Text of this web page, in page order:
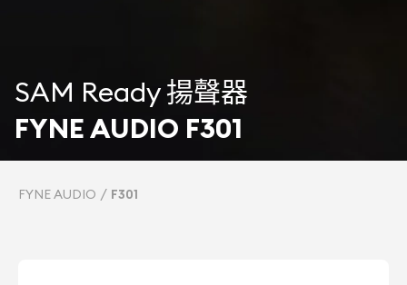
SAM Ready 揚聲器
FYNE AUDIO F301
FYNE AUDIO F301